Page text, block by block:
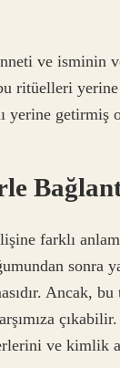
ve
ritüelleri
yerine
farklı
sonra
Ancak,
ve kimlik